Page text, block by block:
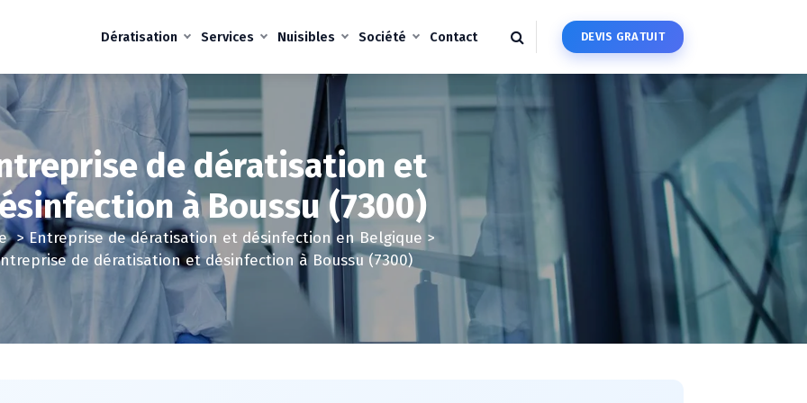
Dératisation Services Nuisibles Société Contact DEVIS GRATUIT
de dératisation et
à Boussu (7300)
>Entreprise de dératisation et désinfection en Belgique >
de dératisation et désinfection à Boussu (7300)